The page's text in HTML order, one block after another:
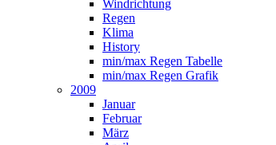
Windrichtung
Regen
Klima
History
min/max Regen Tabelle
min/max Regen Grafik
2009
Januar
Februar
März